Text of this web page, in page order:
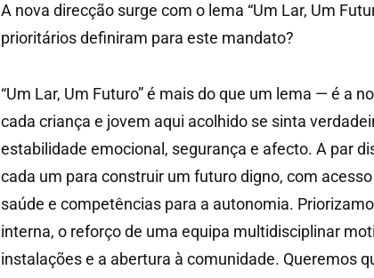
A nova direcção surge com o lema “Um Lar, Um
prioritários definiram para este mandato?
“Um Lar, Um Futuro” é mais do que um lema — é a
cada criança e jovem aqui acolhido se sinta
estabilidade emocional, segurança e afecto. A par
cada um para construir um futuro digno, com
saúde e competências para a autonomia.
interna, o reforço de uma equipa multidisciplinar
instalações e a abertura à comunidade. Queremos